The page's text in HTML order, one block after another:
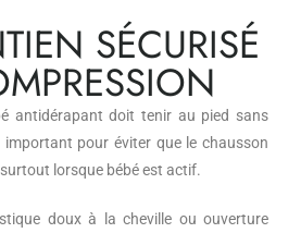
SÉCURISÉ
antidérapant doit tenir au pied sans
important pour éviter que le chausson
lorsque bébé est actif.
doux à la cheville ou ouverture